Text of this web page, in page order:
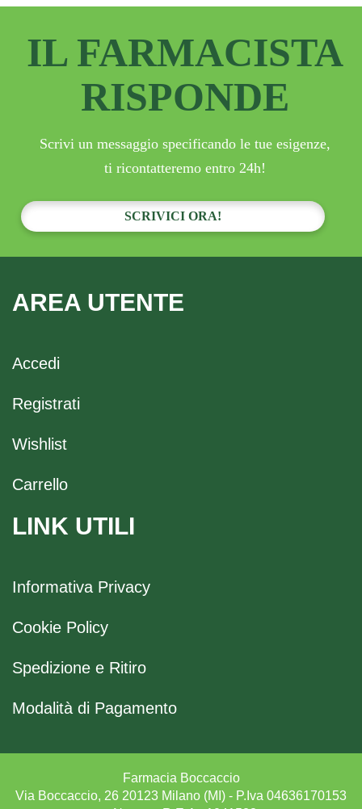
IL FARMACISTA
RISPONDE
Scrivi un messaggio specificando le tue esigenze,
ti ricontatteremo entro 24h!
SCRIVICI ORA!
AREA UTENTE
Accedi
Registrati
Wishlist
Carrello
LINK UTILI
Informativa Privacy
Cookie Policy
Spedizione e Ritiro
Modalità di Pagamento
Farmacia Boccaccio
Via Boccaccio, 26 20123 Milano (MI) - P.Iva 04636170153